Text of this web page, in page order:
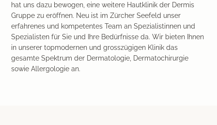
hat uns dazu bewogen, eine weitere Hautklinik der Dermis
Gruppe zu eröffnen. Neu ist im Zürcher Seefeld unser
erfahrenes und kompetentes Team an Spezialistinnen und
Spezialisten für Sie und Ihre Bedürfnisse da. Wir bieten Ihnen
in unserer topmodernen und grosszügigen Klinik das
gesamte Spektrum der Dermatologie, Dermatochirurgie
sowie Allergologie an.